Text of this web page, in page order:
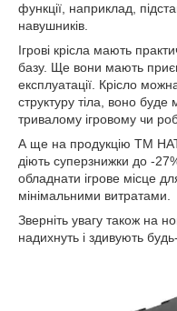
функції, наприклад,
навушників.
Ігрові крісла мають
базу. Ще вони мають
експлуатації. Крісло
структуру тіла, воно
тривалому ігровому чи
А ще на продукцію TM
діють суперзнижки до -
обладнати ігрове місце
мінімальними витратами.
Зверніть увагу також на
надихнуть і здивують